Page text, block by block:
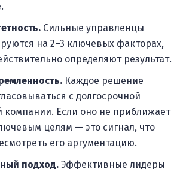
Сильные управленцы
на 2–3 ключевых факторах,
определяют результат.
Каждое решение
с долгосрочной
компании. Если оно не приближает
целям — это сигнал, что
его аргументацию.
подход. Эффективные лидеры